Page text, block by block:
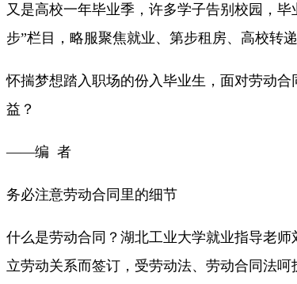
又是高校一年毕业季，许多学子告别校园，
步”栏目，略服聚焦就业、第步租房、高校转
怀揣梦想踏入职场的份入毕业生，面对劳动
益？
——编 者
务必注意劳动合同里的细节
什么是劳动合同？湖北工业大学就业指导老师
立劳动关系而签订，受劳动法、劳动合同法呵